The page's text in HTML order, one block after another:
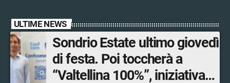
ULTIME NEWS
Sondrio Estate ultimo giovedì
di festa. Poi toccherà a
“Valtellina 100%”, iniziativa